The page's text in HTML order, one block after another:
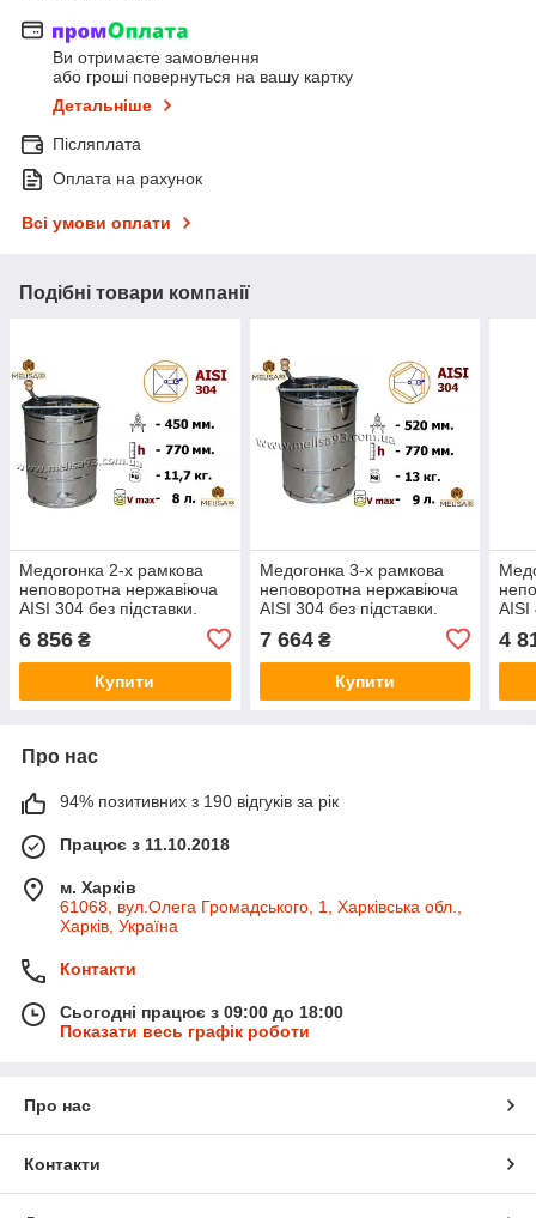
Ви отримаєте замовлення
або гроші повернуться на вашу картку
Детальніше
Післяплата
Оплата на рахунок
Всі умови оплати
Подібні товари компанії
Медогонка 2-х рамкова
неповоротна нержавіюча
AISI 304 без підставки.
6 856 ₴
Купити
Медогонка 3-х рамкова
неповоротна нержавіюча
AISI 304 без підставки.
7 664₴
Купити
AISI
4
Про нас
94% позитивних з 190 відгуків за рік
Працює з 11.10.2018
м. Харків
61068, вул.Олега Громадського, 1, Харківська обл.,
Харків, Україна
Контакти
Сьогодні працює з 09:00 до 18:00
Показати весь графік роботи
Про нас
Контакти